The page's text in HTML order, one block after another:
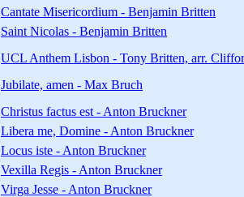
Cantate Misericordium - Benjamin Britten
Saint Nicolas - Benjamin Britten
UCL Anthem Lisbon - Tony Britten, arr.
Jubilate, amen - Max Bruch
Christus factus est - Anton Bruckner
Libera me, Domine - Anton Bruckner
Locus iste - Anton Bruckner
Vexilla Regis - Anton Bruckner
Virga Jesse - Anton Bruckner